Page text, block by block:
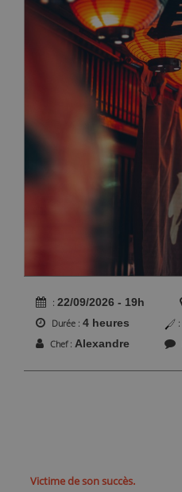
22/09/2026 - 19h
Durée 4 heures
Chef Alexandre
Victime de son succès.